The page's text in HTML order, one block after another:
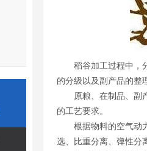
双动力破碎机双动力破碎机
稻谷加工过程中，
的分级以及副产品的整
原粮、在制品、副
的工艺要求。
根据物料的空气动
选、比重分离、弹性分